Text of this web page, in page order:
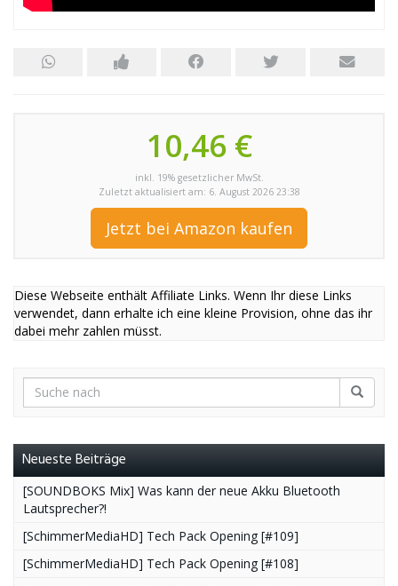
10,46 €
inkl. 19% gesetzlicher MwSt.
Zuletzt aktualisiert am: 6. August 2026 23:38
Jetzt bei Amazon kaufen
Diese Webseite enthält Affiliate Links. Wenn Ihr diese Links
verwendet, dann erhalte ich eine kleine Provision, ohne das ihr
dabei mehr zahlen müsst.
Neueste Beiträge
[SOUNDBOKS Mix] Was kann der neue Akku Bluetooth
Lautsprecher?!
[SchimmerMediaHD] Tech Pack Opening [#109]
[SchimmerMediaHD] Tech Pack Opening [#108]